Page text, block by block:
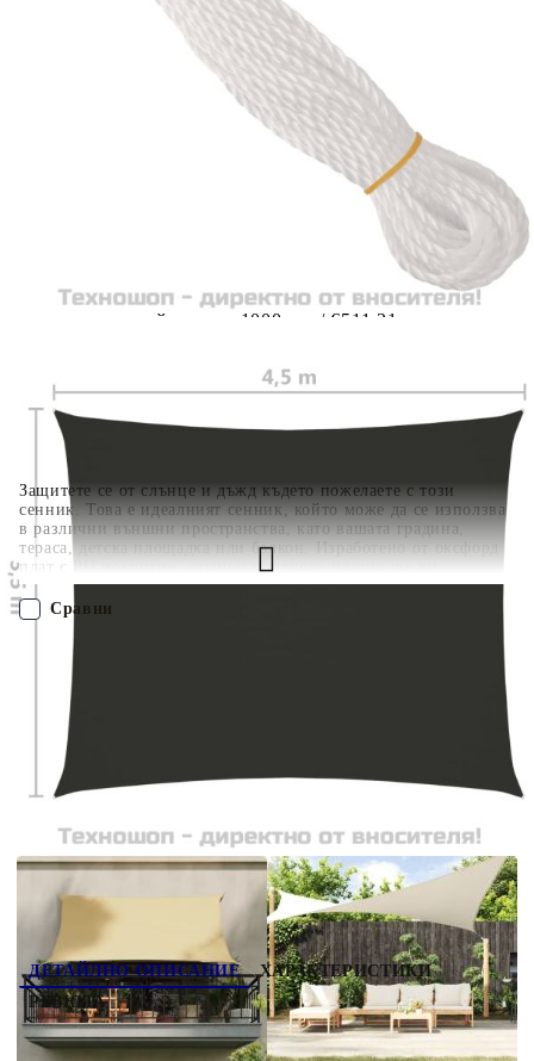
Защитете се от слънце и дъжд където пожелаете с този
сенник. Това е идеалният сенник, който може да се използва
в различни външни пространства, като вашата градина,
тераса, детска площадка или балкон. Изработено от оксфорд
плат с PU покритие, слънцезащитното платно ще ви
предпази от пряка слънчева светлина и дъжд. Тъканта е
специално обработена, така че е устойчива на мухъл и UV
лъчи. Сенникът е лесен за сглобяване благодарение на
крепежните елементи от неръждаема стомана във всеки ъгъл
и включените въжета. Добре е да знаете: Монтирайте 2 ъгъла
на платната по-високо от останалите, за да позволите на
водата да се оттича.
Предоставената таблица е с информационна цел.
Добавете продукта в количката си с бутона "Добави в
количката" и при поръчка ще можете да изберете броя
Когато плащате с NewPay, всъщност NewPay плаща
поръчката Ви вместо Вас. Вие я получавате и
разполагате с три начина да я платите към тях:
Отложено до 30 дни от момента на изпращане на
поръчката без оскъпяване. За покупки на стойност до
Плащане на 4 вноски. Заплащате 20% от стойността на
поръчката си на момента с карта. Останалата сума се
разделя на 3 равни месечни вноски без оскъпяване. За
покупки на стойност до 1000 лв. / €511.31
покупки на стойност до 2000 лв. / €1022.61
Наш представител ще се свърже с Вас в рамките на работния ден!
135104 кг
Сравни
ДЕТАЙЛНО ОПИСАНИЕ
ХАРАКТЕРИСТИКИ
РЕВЮТА